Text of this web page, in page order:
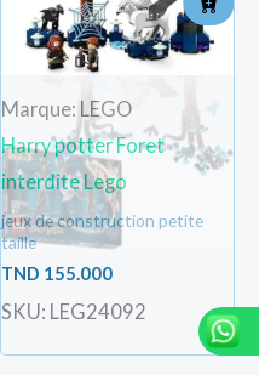
Marque: LEGO
Harry potter Foret
interdite Lego
jeux de construction petite
taille
TND 155.000
SKU: LEG24092